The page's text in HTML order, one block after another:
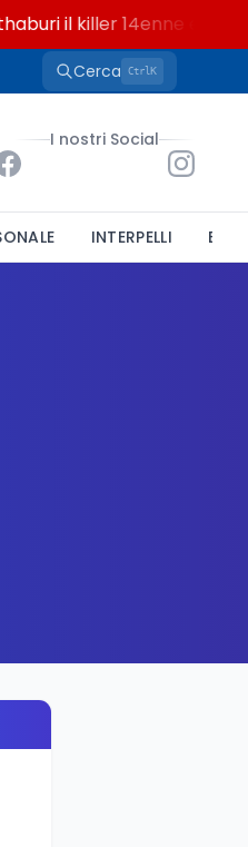
il killer 14enne era
Cerca CtrlK
I nostri Social
INTERPELLI